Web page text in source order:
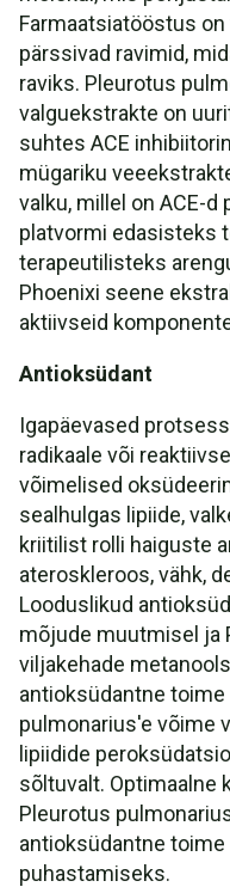
Farmaatsiatööstus on
pärssivad ravimid,
raviks. Pleurotus
valguekstrakte on
suhtes ACE
mügariku
valku, millel on ACE-
platvormi edasisteks
terapeutilisteks
Phoenixi seene
aktiivseid
Antioksüdant
Igapäevased
radikaale või
võimelised
sealhulgas lipiide,
kriitilist rolli haiguste
ateroskleroos, vähk,
Looduslikud
mõjude muutmisel ja
viljakehade
antioksüdantne
pulmonarius'e võime
lipiidide
sõltuvalt. Optimaalne
Pleurotus
antioksüdantne toime
puhastamiseks.